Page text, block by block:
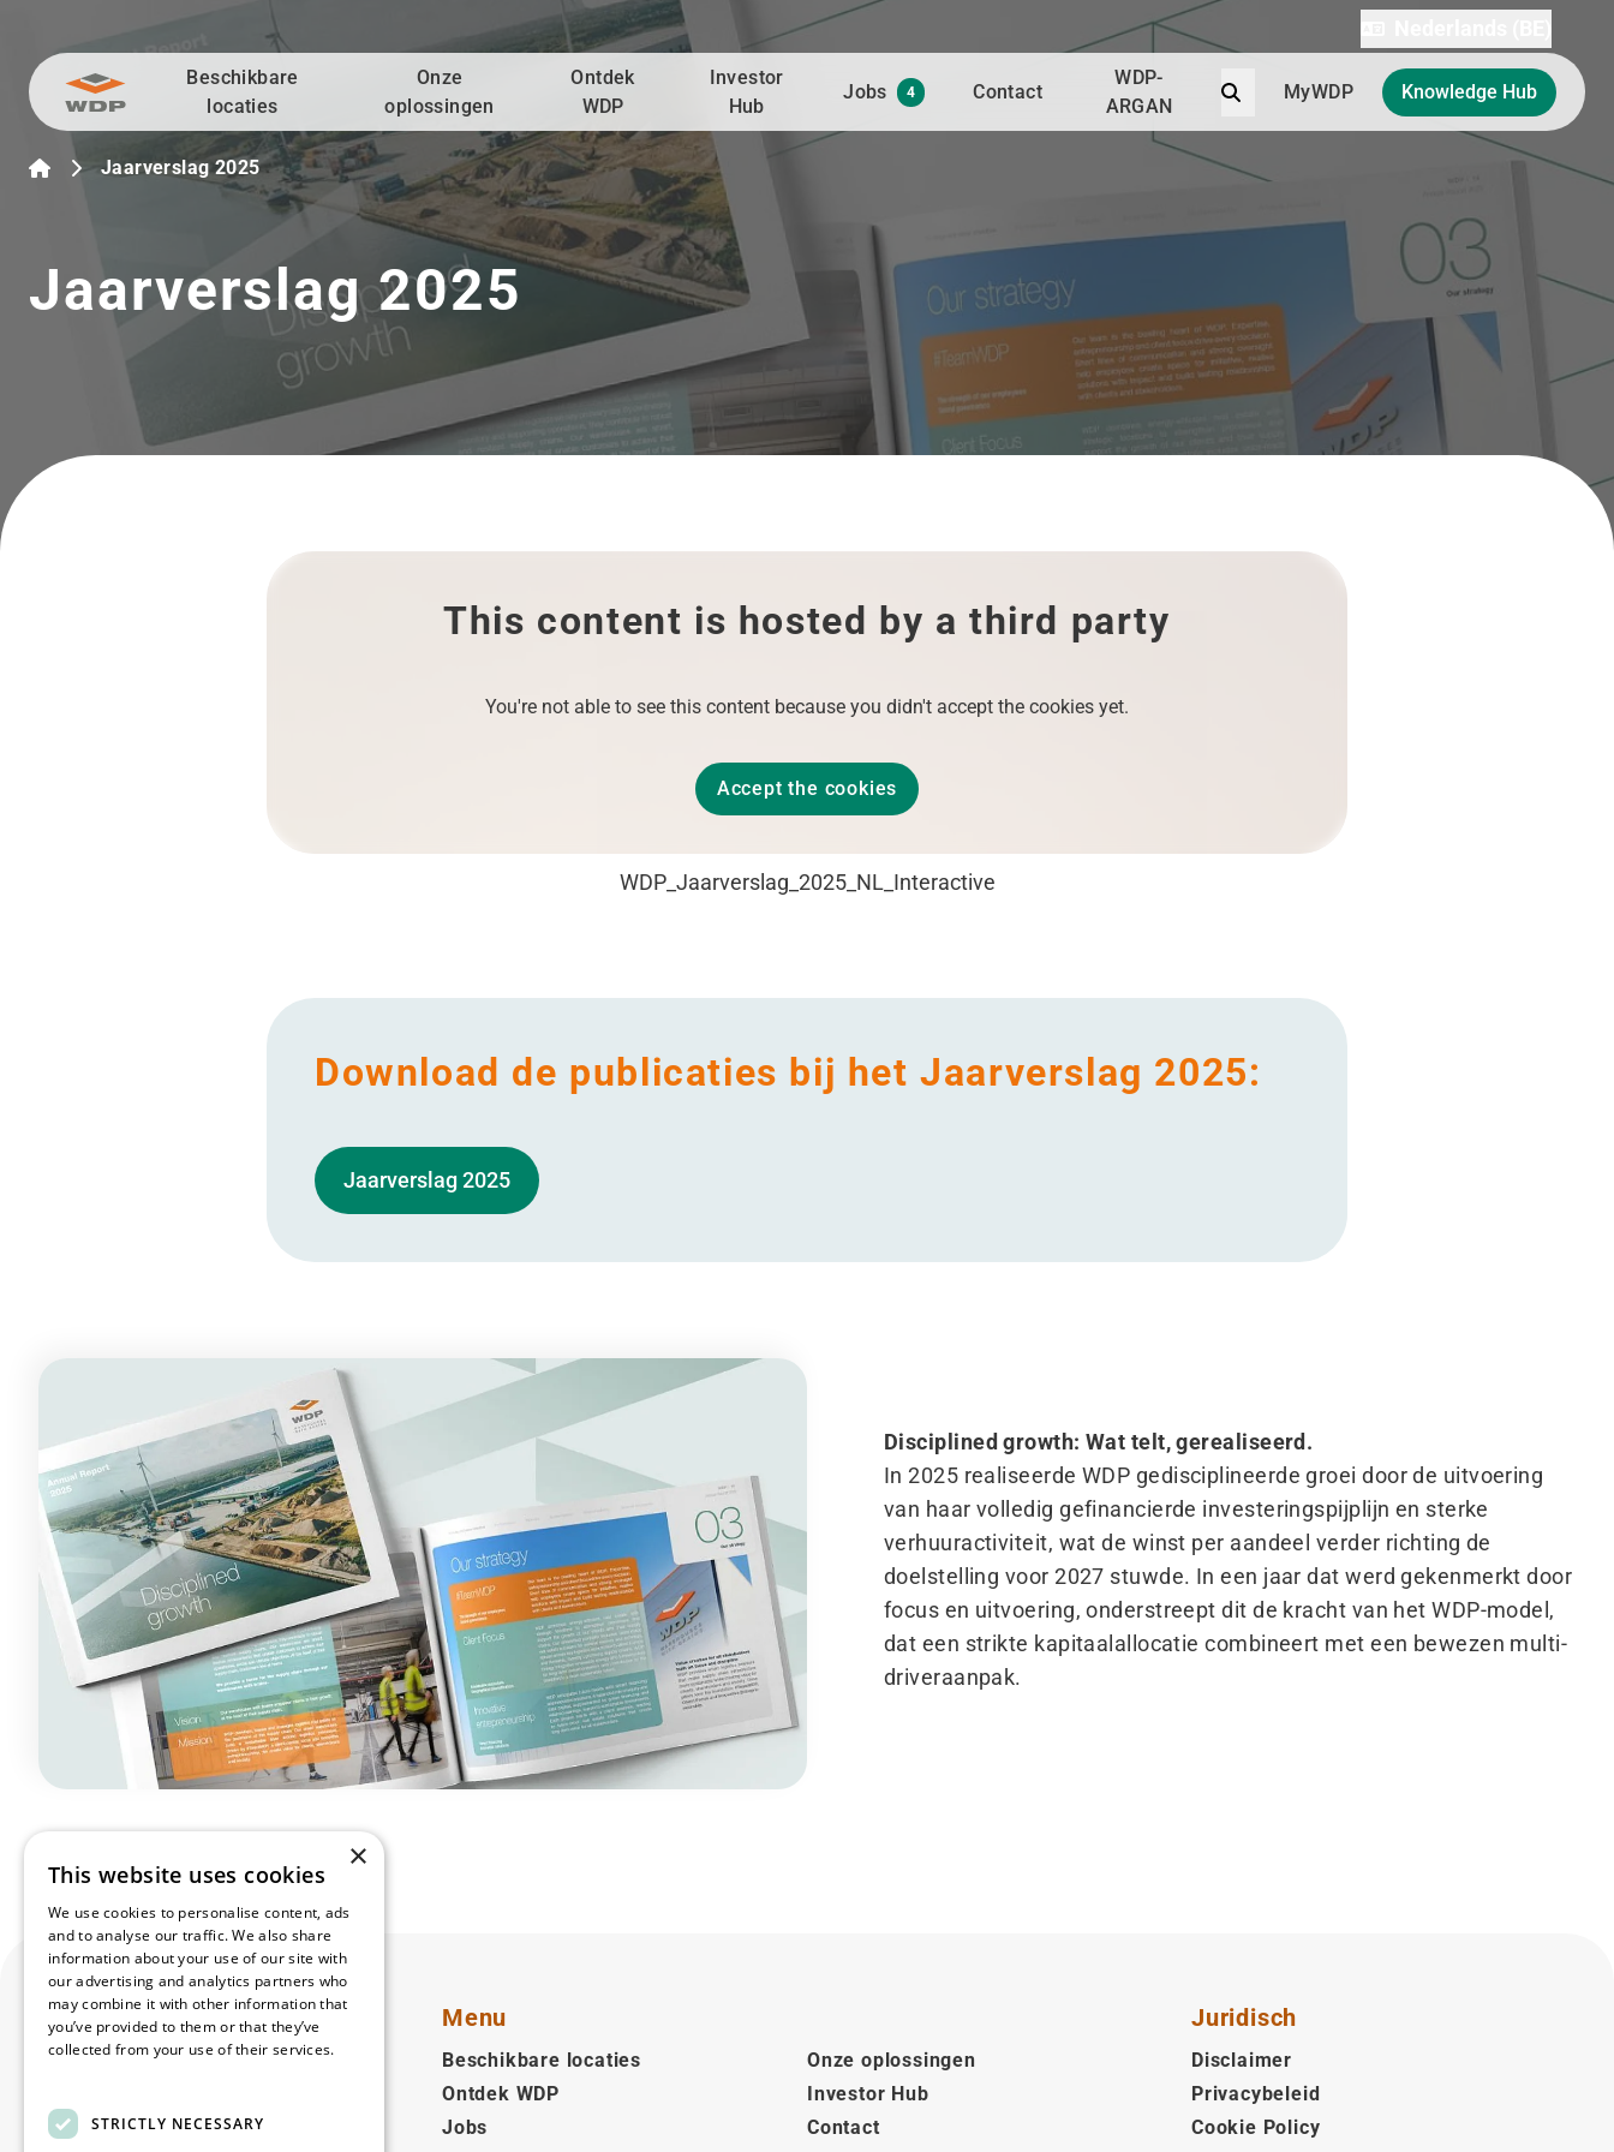
Ga naar inhoud
Beschikbare
locaties
Onze
oplossingen
Ontdek
WDP
Investor
Hub
Jobs 4 Contact
WDP-
ARGAN
ZoekMyWDP Knowledge Hub
Jaarverslag 2025
Jaarverslag 2025
This content is hosted by a third party
You're not able to see this content because you didn't accept the cookies yet.
Accept the cookies
WDP_​Jaarverslag_​2025_​NL_​Interactive
Download de publicaties bij het Jaarverslag 2025:
Jaarverslag 2025
Disciplined growth: Wat telt, gerealiseerd.
In 2025 realiseerde WDP gedisciplineerde groei door de uitvoering
van haar volledig gefinancierde investeringspijplijn en sterke
verhuuractiviteit, wat de winst per aandeel verder richting de
doelstelling voor 2027 stuwde. In een jaar dat werd gekenmerkt door
focus en uitvoering, onderstreept dit de kracht van het WDP-model,
dat een strikte kapitaalallocatie combineert met een bewezen multi-
driveraanpak.
Menu
Beschikbare locaties
Onze oplossingen
Ontdek WDP
Investor Hub
Jobs
Contact
Juridisch
Disclaimer
Privacybeleid
Cookie Policy
×
This website uses cookies
We use cookies to personalise content, ads
and to analyse our traffic. We also share
information about your use of our site with
our advertising and analytics partners who
may combine it with other information that
you’ve provided to them or that they’ve
collected from your use of their services.
STRICTLY NECESSARY